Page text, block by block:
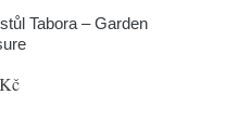
Tabora – Garden